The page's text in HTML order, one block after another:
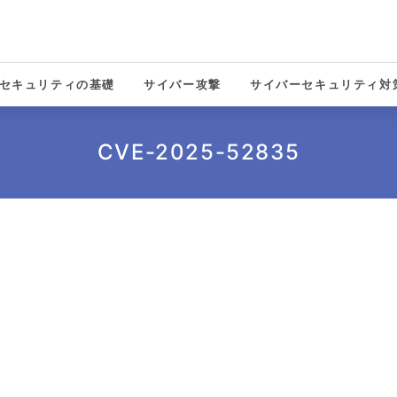
キュリティの基礎 サイバー攻撃 サイバーセキュリティ対
CVE-2025-52835